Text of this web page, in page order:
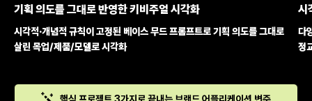
기획 의도를 그대로 반영한 키비주얼 시각화
시각적·개념적 규칙이 고정된 베이스 무드 프롬프트로 기획 의도를 그대로
살린 목업/제품/모델로 시각화
시
다
정
핵심 프로젝트 3가지로 끝내는 브랜드 어플리케이션 변주